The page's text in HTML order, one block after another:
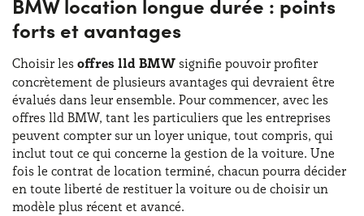
BMW location longue durée : points
forts et avantages
Choisir les offres lld BMW signifie pouvoir profiter
concrètement de plusieurs avantages qui devraient être
évalués dans leur ensemble. Pour commencer, avec les
offres lld BMW, tant les particuliers que les entreprises
peuvent compter sur un loyer unique, tout compris, qui
inclut tout ce qui concerne la gestion de la voiture. Une
fois le contrat de location terminé, chacun pourra décider
en toute liberté de restituer la voiture ou de choisir un
modèle plus récent et avancé.